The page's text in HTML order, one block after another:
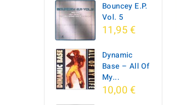
Bouncey E.P.
Vol. 5
11,95 €
Dynamic
Base ‎– All Of
My...
10,00 €